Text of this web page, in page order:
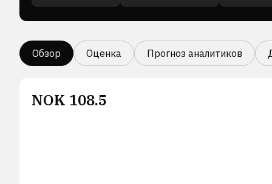
Обзор Оценка Прогноз аналитиков
NOK 108.5